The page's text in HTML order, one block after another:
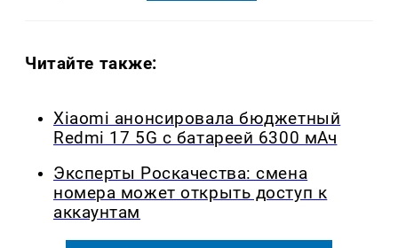
Читайте также:
Xiaomi анонсировала бюджетный
Redmi 17 5G с батареей 6300 мАч
Эксперты Роскачества: смена
номера может открыть доступ к
аккаунтам